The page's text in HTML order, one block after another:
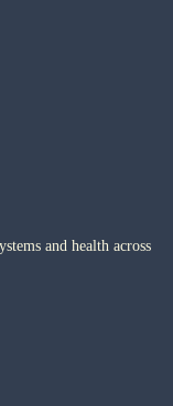
and health across